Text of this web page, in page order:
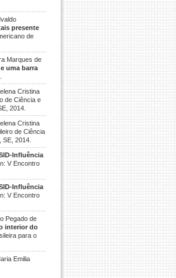
presente
de
Marques de
uma barra
Cristina
de Ciência e
2014.
Cristina
de Ciência
2014.
Influência
In: V Encontro
Influência
In: V Encontro
Pegado de
interior do
para o
Emilia